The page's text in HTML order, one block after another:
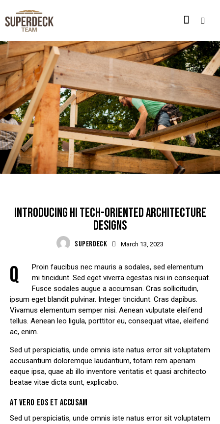
INTRODUCING HI TECH-ORIENTED ARCHITECTURE
DESIGNS
SUPERDECK March 13, 2023
Q
Proin faucibus nec mauris a sodales, sed elementum
mi tincidunt. Sed eget viverra egestas nisi in consequat.
Fusce sodales augue a accumsan. Cras sollicitudin,
ipsum eget blandit pulvinar. Integer tincidunt. Cras dapibus.
Vivamus elementum semper nisi. Aenean vulputate eleifend
tellus. Aenean leo ligula, porttitor eu, consequat vitae, eleifend
ac, enim.
Sed ut perspiciatis, unde omnis iste natus error sit voluptatem
accusantium doloremque laudantium, totam rem aperiam
eaque ipsa, quae ab illo inventore veritatis et quasi architecto
beatae vitae dicta sunt, explicabo.
AT VERO EOS ET ACCUSAM
Sed ut perspiciatis, unde omnis iste natus error sit voluptatem